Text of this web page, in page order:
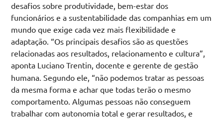
desafios sobre produtividade, bem-estar dos
funcionários e a sustentabilidade das companhias em um
mundo que exige cada vez mais flexibilidade e
adaptação. “Os principais desafios são as questões
relacionadas aos resultados, relacionamento e cultura”,
aponta Luciano Trentin, docente e gerente de gestão
humana. Segundo ele, “não podemos tratar as pessoas
da mesma forma e achar que todas terão o mesmo
comportamento. Algumas pessoas não conseguem
trabalhar com autonomia total e gerar resultados, e